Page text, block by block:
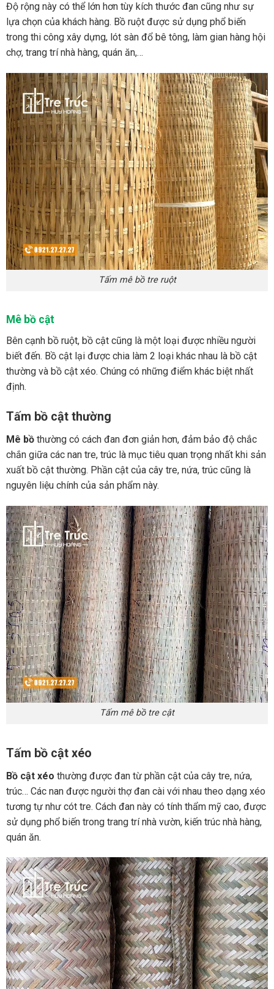
Độ rộng này có thể lớn hơn tùy kích thước đan cũng như sự
lựa chọn của khách hàng. Bồ ruột được sử dụng phổ biến
trong thi công xây dựng, lót sàn đổ bê tông, làm gian hàng hội
chợ, trang trí nhà hàng, quán ăn,…
Tấm mê bồ tre ruột
Mê bồ cật
Bên cạnh bồ ruột, bồ cật cũng là một loại được nhiều người
biết đến. Bồ cật lại được chia làm 2 loại khác nhau là bồ cật
thường và bồ cật xéo. Chúng có những điểm khác biệt nhất
định.
Tấm bồ cật thường
Mê bồ thường có cách đan đơn giản hơn, đảm bảo độ chắc
chắn giữa các nan tre, trúc là mục tiêu quan trọng nhất khi sản
xuất bồ cật thường. Phần cật của cây tre, nứa, trúc cũng là
nguyên liệu chính của sản phẩm này.
Tấm mê bồ tre cật
Tấm bồ cật xéo
Bồ cật xéo thường được đan từ phần cật của cây tre, nứa,
trúc… Các nan được người thợ đan cài với nhau theo dạng xéo
tương tự như cót tre. Cách đan này có tính thẩm mỹ cao, được
sử dụng phổ biến trong trang trí nhà vườn, kiến trúc nhà hàng,
quán ăn.